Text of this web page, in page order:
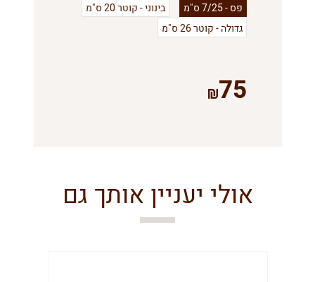
פס - 7/25 ס"מ
בינוני - קוטר 20 ס"מ
גדולה - קוטר 26 ס"מ
75
אולי יעניין אותך גם